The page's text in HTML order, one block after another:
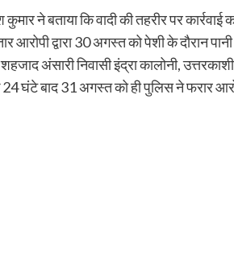
कुमार ने बताया कि वादी की तहरीर पर
आरोपी द्वारा 30 अगस्त को पेशी के दौरान
अंसारी निवासी इंद्रा कालोनी,
24 घंटे बाद 31 अगस्त को ही पुलिस ने फरार